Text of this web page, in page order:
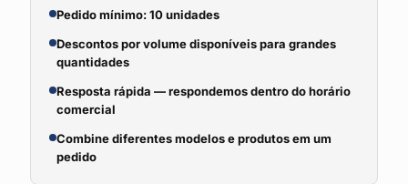
Pedido mínimo: 10 unidades
Descontos por volume disponíveis para grandes
quantidades
Resposta rápida — respondemos dentro do horário
comercial
Combine diferentes modelos e produtos em um
pedido